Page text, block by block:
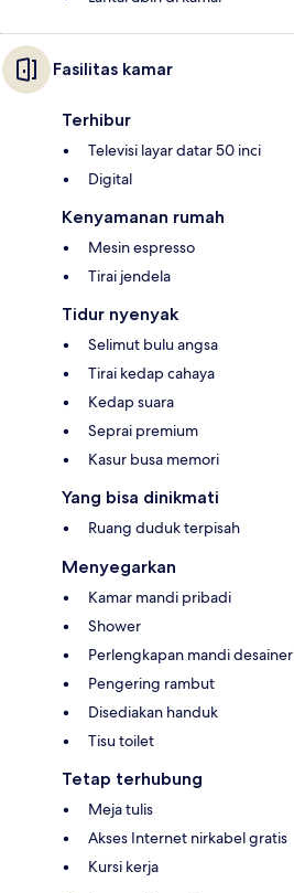
Fasilitas kamar
Terhibur
Televisi layar datar 50 inci
Digital
Kenyamanan rumah
Mesin espresso
Tirai jendela
Tidur nyenyak
Selimut bulu angsa
Tirai kedap cahaya
Kedap suara
Seprai premium
Kasur busa memori
Yang bisa dinikmati
Ruang duduk terpisah
Menyegarkan
Kamar mandi pribadi
Shower
Perlengkapan mandi desainer
Pengering rambut
Disediakan handuk
Tisu toilet
Tetap terhubung
Meja tulis
Akses Internet nirkabel gratis
Kursi kerja